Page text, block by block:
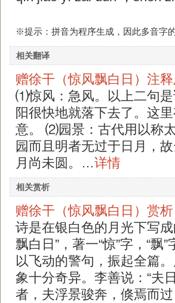
※提示：拼音为程序生成，因此多音字
相关翻译
赠徐干（惊风飘白日）注
⑴惊风：急风。以上二句
阳很快地就落下去了。这
意。 ⑵园景：古代用以称
园而且明者无过于日月，
月尚未圆。…详情
相关赏析
赠徐干（惊风飘白日）赏析
诗是在银白色的月光下写
飘白日”，著一“惊”字，“
以飞动的警句，振起全篇
象十分奇异。李善说：“夫
者，夫浮景骏奔，倏焉而